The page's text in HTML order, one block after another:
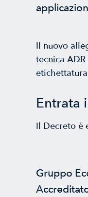
Il nuovo
tecnica
Entrata
Il Decreto è
Gruppo